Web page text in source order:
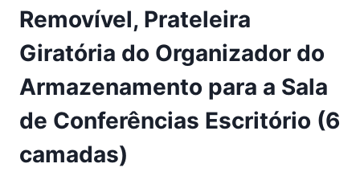
Removível, Prateleira
Giratória do Organizador do
Armazenamento para a Sala
de Conferências Escritório (6
camadas)